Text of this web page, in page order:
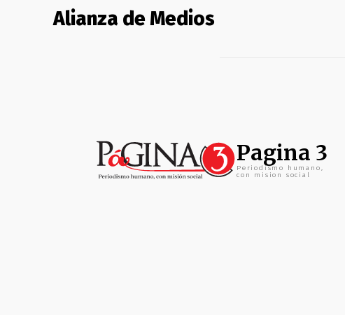
Alianza de Medios
Pagina 3
Periodismo humano,
con mision social